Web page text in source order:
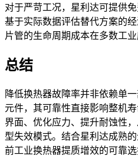
对于严苛工况，星利达可提供
基于实际数据评估替代方案的
片管的生命周期成本在多数工业
总结
降低换热器故障率并非依赖单
元件，其可靠性直接影响整机
界面、优化应力、提升耐蚀性
型失效模式。结合星利达成熟
前工业换热器提质增效的可靠